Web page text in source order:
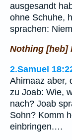
ausgesandt
ohne Schuhe,
sprachen:
Nothing [heb]
2.Samuel
Ahimaaz aber,
zu Joab: Wie,
nach? Joab
Sohn? Komm
einbringen.…